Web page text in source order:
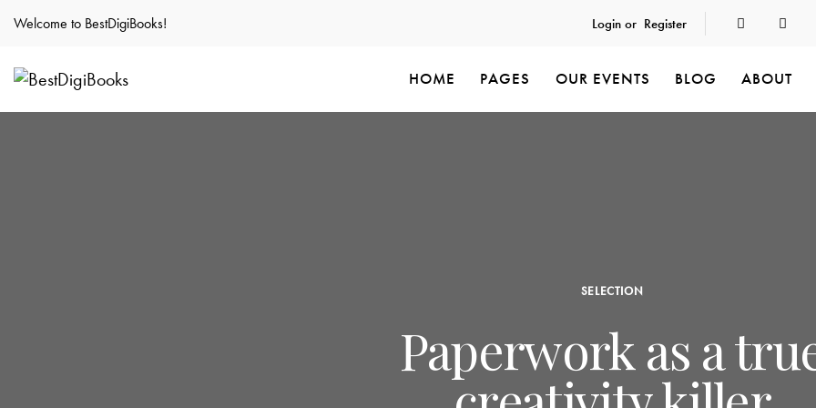
Welcome to BestDigiBooks! Login or Register
HOME PAGES OUR EVENTS BLOG ABOUT
SELECTION
Paperwork as a